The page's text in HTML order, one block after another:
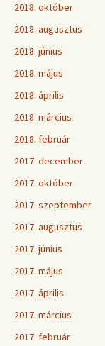
2018. október
2018. augusztus
2018. június
2018. május
2018. április
2018. március
2018. február
2017. december
2017. október
2017. szeptember
2017. augusztus
2017. június
2017. május
2017. április
2017. március
2017. február